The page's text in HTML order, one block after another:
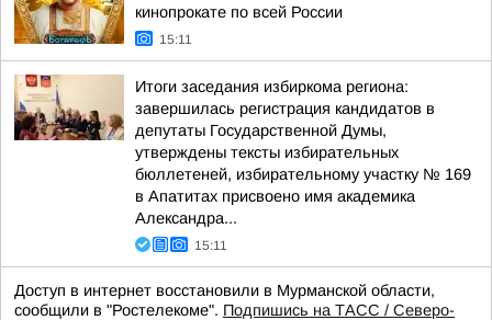
кинопрокате по всей России
15:11
Итоги заседания избиркома региона:
завершилась регистрация кандидатов в
депутаты Государственной Думы,
утверждены тексты избирательных
бюллетеней, избирательному участку № 169
в Апатитах присвоено имя академика
Александра...
15:11
Доступ в интернет восстановили в Мурманской области,
сообщили в "Ростелекоме". Подпишись на ТАСС / Северо-